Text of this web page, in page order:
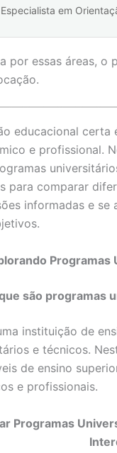
em
por essas áreas, o
educacional
e profissional.
para comparar
informadas e
são programas
instituição de
e técnicos.
de ensino
e profissionais.
Programas